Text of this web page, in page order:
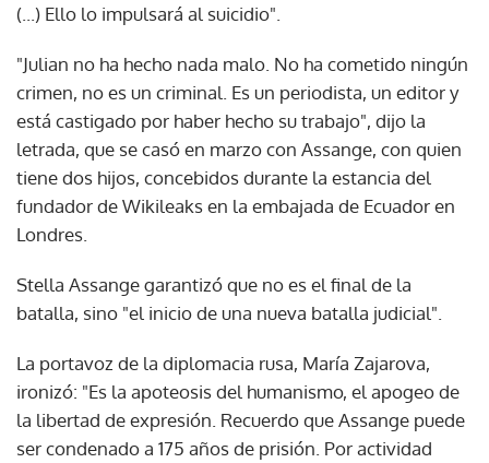
(...) Ello lo impulsará al suicidio".
"Julian no ha hecho nada malo. No ha cometido ningún
crimen, no es un criminal. Es un periodista, un editor y
está castigado por haber hecho su trabajo", dijo la
letrada, que se casó en marzo con Assange, con quien
tiene dos hijos, concebidos durante la estancia del
fundador de Wikileaks en la embajada de Ecuador en
Londres.
Stella Assange garantizó que no es el final de la
batalla, sino "el inicio de una nueva batalla judicial".
La portavoz de la diplomacia rusa, María Zajarova,
ironizó: "Es la apoteosis del humanismo, el apogeo de
la libertad de expresión. Recuerdo que Assange puede
ser condenado a 175 años de prisión. Por actividad